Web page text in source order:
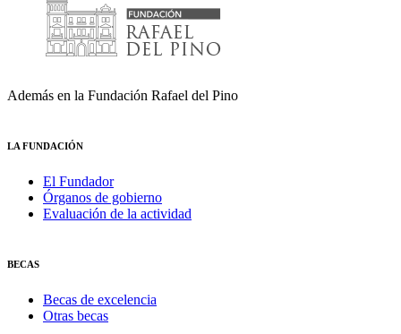
Además en la Fundación Rafael del Pino
LA FUNDACIÓN
El Fundador
Órganos de gobierno
Evaluación de la actividad
BECAS
Becas de excelencia
Otras becas